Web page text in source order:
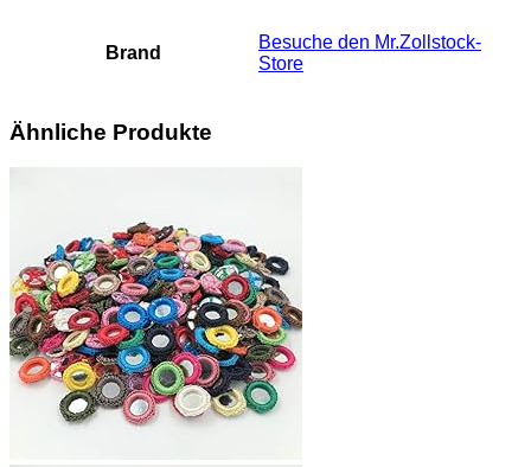
Brand
Besuche den Mr.Zollstock-
Store
Ähnliche Produkte